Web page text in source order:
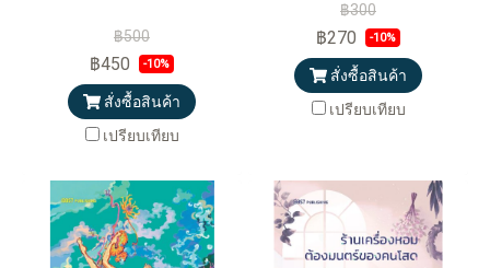
฿500
฿450 -10%
สั่งซื้อสินค้า
เปรียบเทียบ
฿300
฿270 -10%
สั่งซื้อสินค้า
เปรียบเทียบ